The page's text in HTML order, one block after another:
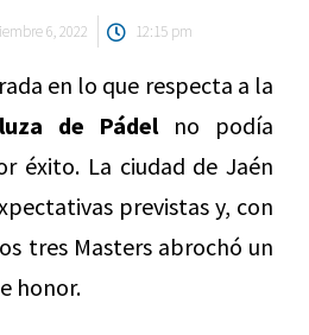
6, 2022 12:15 pm
en lo que respecta a la
de Pádelno podía
éxito. La ciudad de Jaén
previstas y, con
tres Masters abrochó un
honor.